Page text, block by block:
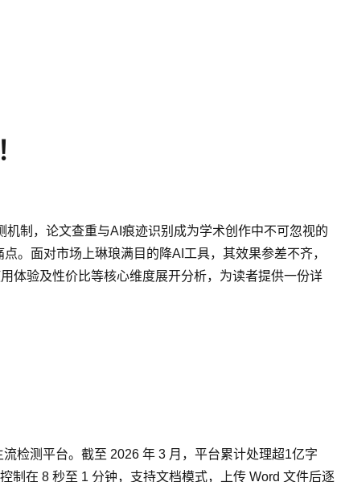
制，论文查重与AI痕迹识别成为学术创作中不可忽视的
。面对市场上琳琅满目的降AI工具，其效果参差不齐，
体验及性价比等核心维度展开分析，为读者提供一份详
检测平台。截至 2026 年 3 月，平台累计处理超1亿字
制在 8 秒至 1 分钟，支持文档模式，上传 Word 文件后逐